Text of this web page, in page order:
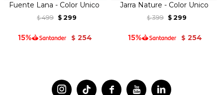
Fuente Lana - Color Unico
$ 499 $ 299
$ 254
Jarra Nature - Color Unico
$ 399 $ 299
$ 254
 
 